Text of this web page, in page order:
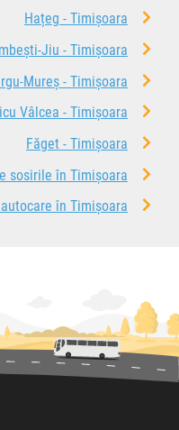
Hațeg - Timișoara
Jiu - Timișoara
Mureș - Timișoara
Vâlcea - Timișoara
Făget - Timișoara
sosirile în Timișoara
în Timișoara